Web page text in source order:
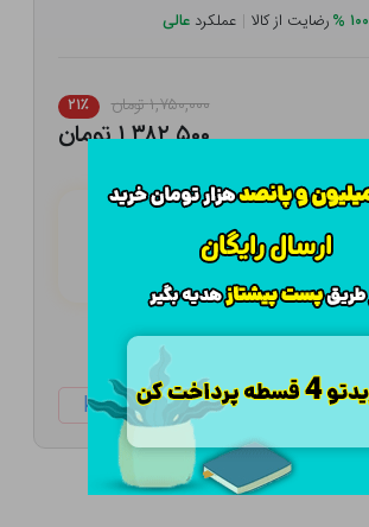
۱۰۰ %رضایت از کالا | عملکرد عالی
۱,۷۵۰,۰۰۰ تومان ۲۱٪
۱,۳۸۲,۵۰۰ تومان
هـر قسط با تــرب‌پــی: ۳۴۵,۶۲۵
ketabtala.com/sbp-41438